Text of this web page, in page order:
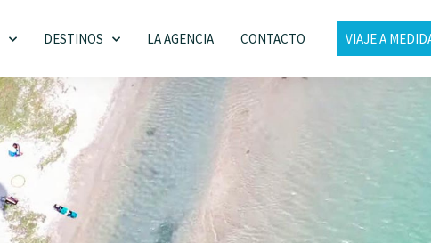
DESTINOS LA AGENCIA CONTACTO VIAJE A